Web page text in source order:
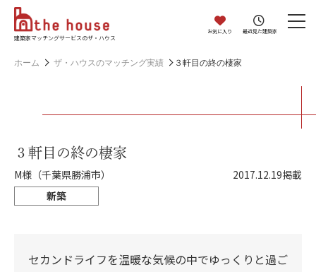
建築家マッチングサービスのザ・ハウス
お気に入り 最近見た建築家
ホーム ザ・ハウスのマッチング実績 ３軒目の終の棲家
３軒目の終の棲家
2017.12.19掲載
M様（千葉県勝浦市）
新築
セカンドライフを温暖な気候の中でゆっくりと過ご